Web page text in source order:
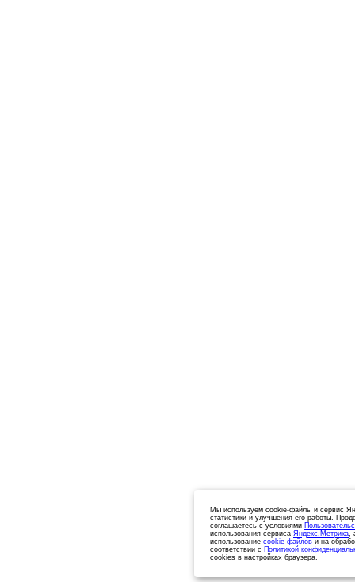
Мы используем cookie-файлы и сервис
статистики и улучшения его работы.
соглашаетесь с условиями
использования сервиса Яндекс.Метрика,
использование cookie-файлов и на
соответствии с Политикой
cookies в настройках браузера.